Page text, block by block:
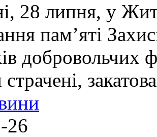
28 липня, у
пам’яті
добровольчих
страчені,
26